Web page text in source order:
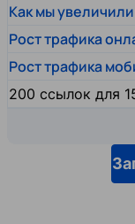
Как мы
Рост трафика
Рост трафика
200 ссылок для